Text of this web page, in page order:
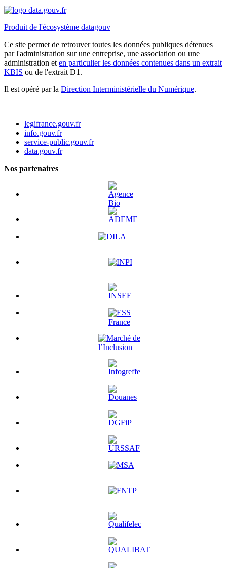
Produit de l'écosystème datagouv
Ce site permet de retrouver toutes les données publiques détenues
par l'administration sur une entreprise, une association ou une
administration et en particulier les données contenues dans un extrait
KBIS ou de l'extrait D1.
Il est opéré par la Direction Interministérielle du Numérique.
legifrance.gouv.fr
info.gouv.fr
service-public.gouv.fr
data.gouv.fr
Nos partenaires